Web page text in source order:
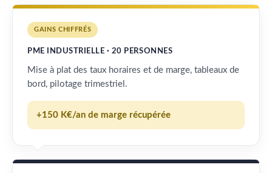
GAINS CHIFFRÉS
PME INDUSTRIELLE · 20 PERSONNES
Mise à plat des taux horaires et de marge, tableaux de
bord, pilotage trimestriel.
+150 K€/an de marge récupérée